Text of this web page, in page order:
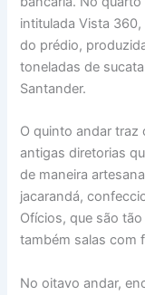
intitulada Vista
do prédio,
toneladas de
Santander.
O quinto andar traz
antigas diretorias
de maneira
jacarandá,
Ofícios, que são
também salas com
No oitavo andar,